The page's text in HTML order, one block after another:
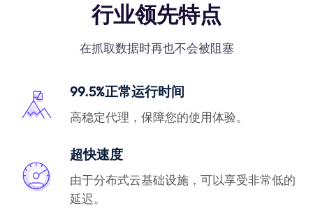
行业领先特点
在抓取数据时再也不会被阻塞
99.5%正常运行时间
高稳定代理，保障您的使用体验。
超快速度
由于分布式云基础设施，可以享受非常低的
延迟。